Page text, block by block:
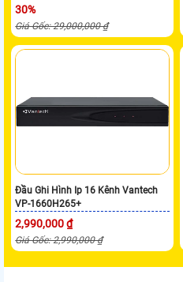
30%
Giá Gốc: 29,000,000 ₫
Đầu Ghi Hình Ip 16 Kênh Vantech
VP-1660H265+
2,990,000 ₫
Giá Gốc: 2,990,000 ₫